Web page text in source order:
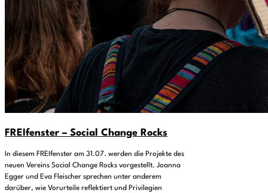
FREIfenster – Social Change Rocks
In diesem FREIfenster am 31.07. werden die Projekte des
neuen Vereins Social Change Rocks vorgestellt. Joanna
Egger und Eva Fleischer sprechen unter anderem
darüber, wie Vorurteile reflektiert und Privilegien